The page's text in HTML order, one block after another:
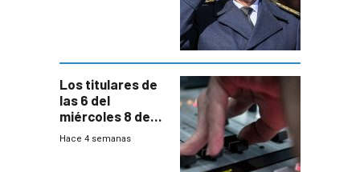
Los titulares de
las 6 del
miércoles 8 de
julio de 2026
Hace 4 semanas